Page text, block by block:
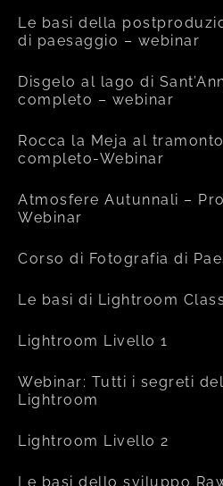
Le basi della
di paesaggio – webinar
Disgelo al lago di
completo – webinar
Rocca la Meja al
completo-Webinar
Atmosfere Autunnali –
Webinar
Corso di Fotografia di
Le basi di Lightroom
Lightroom Livello 1
Webinar: Tutti i segreti
Lightroom
Lightroom Livello 2
Le basi dello sviluppo